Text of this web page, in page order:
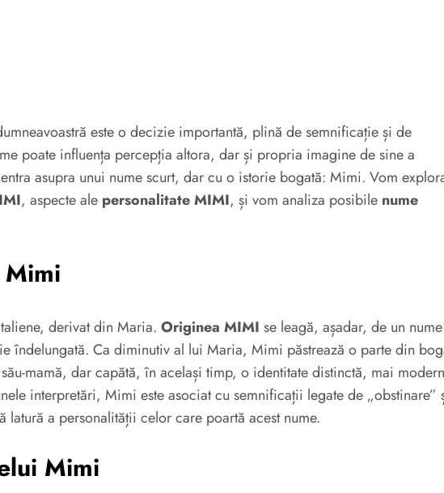
este o decizie importantă, plină de semnificație și de
poate influența percepția altora, dar și propria imagine de sine a
asupra unui nume scurt, dar cu o istorie bogată: Mimi. Vom
, aspecte ale personalitate MIMI, și vom analiza posibile nume
derivat din Maria. Originea MIMI se leagă, așadar, de un nume
îndelungată. Ca diminutiv al lui Maria, Mimi păstrează o parte din
mamă, dar capătă, în același timp, o identitate distinctă, mai
interpretări, Mimi este asociat cu semnificații legate de „obstinare”
latură a personalității celor care poartă acest nume.
Mimi